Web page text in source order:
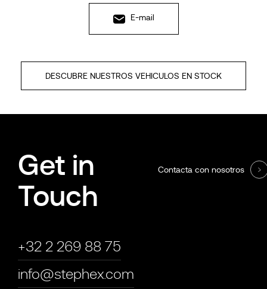
E-mail
DESCUBRE NUESTROS VEHICULOS EN STOCK
Get in
Touch
+32 2 269 88 75
info@stephex.com
Contacta con nosotros